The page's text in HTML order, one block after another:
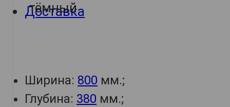
Доставка
Ширина: 800 мм.;
Глубина: 380 мм.;